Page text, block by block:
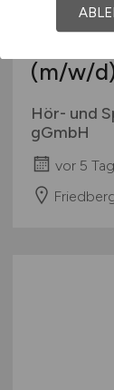
(m/w/
Hör- und
gGmbH
vor 5